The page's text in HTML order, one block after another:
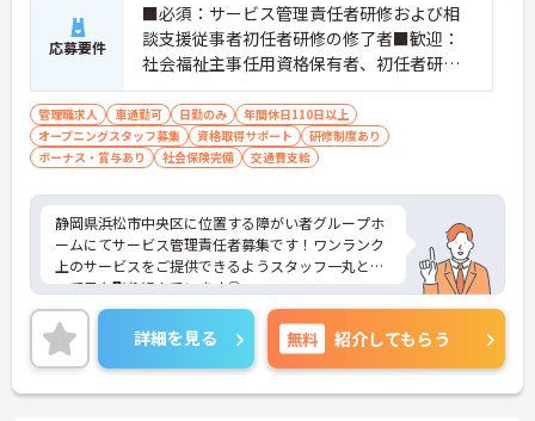
応募要件
■必須：サービス管理責任者研修および相
談支援従事者初任者研修の修了者■歓迎：
社会福祉主事任用資格保有者、初任者研修
（旧ヘルパー2級）、サービス管理責任者の
業務経験
管理職求人 車通勤可 日勤のみ
年間休日110日以上
オープニングスタッフ募集
資格取得サポート
研修制度あり
ボーナス・賞与あり
社会保険完備 交通費支給
静岡県浜松市中央区に位置する障がい者グループホ
ームにてサービス管理責任者募集です！ワンランク
上のサービスをご提供できるようスタッフ一丸とな
って日々取り組んでいます◎
ご興味ある方には、面接対策ポイントなど、さらに
詳細をお話しいたしますのでお気軽にご相談くださ
い！
詳細を見る 無料 紹介してもらう